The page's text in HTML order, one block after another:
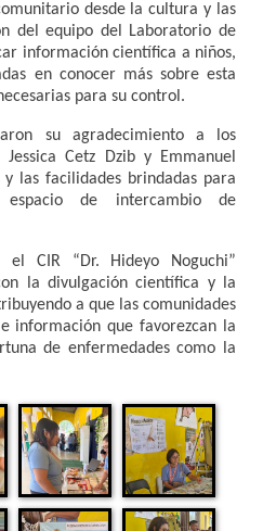
desde la cultura y las
del equipo del Laboratorio de
información científica a niños,
en conocer más sobre esta
para su control.
su agradecimiento a los
Cetz Dzib y Emmanuel
las facilidades brindadas para
de intercambio de
el CIR “Dr. Hideyo Noguchi”
la divulgación científica y la
a que las comunidades
información que favorezcan la
de enfermedades como la